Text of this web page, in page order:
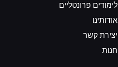
לימודים פרונטליים
אודותינו
יצירת קשר
חנות